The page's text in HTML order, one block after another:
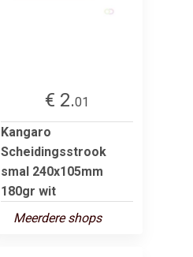
€ 2.01
Kangaro
Scheidingsstrook
smal 240x105mm
180gr wit
Meerdere shops